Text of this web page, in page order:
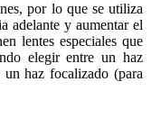
por lo que se utiliza
adelante y aumentar el
lentes especiales que
elegir entre un haz
un haz focalizado (para